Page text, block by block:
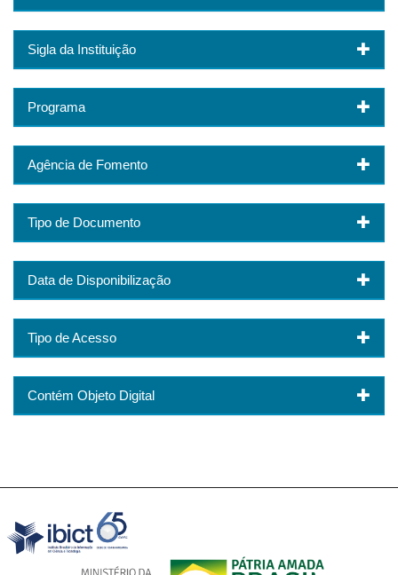
Sigla da Instituição
Programa
Agência de Fomento
Tipo de Documento
Data de Disponibilização
Tipo de Acesso
Contém Objeto Digital